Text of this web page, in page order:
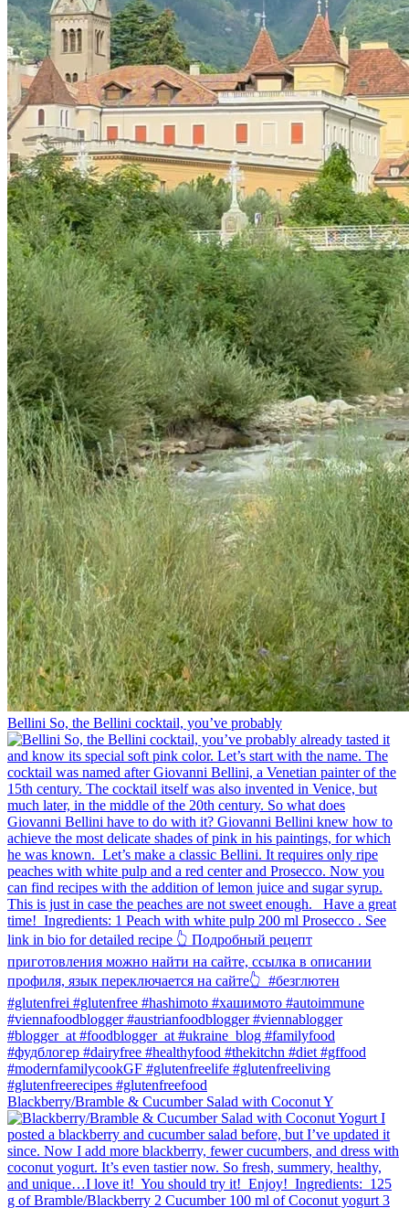
Bellini⁠ So, the Bellini cocktail, you’ve probably
Blackberry/Bramble & Cucumber Salad with Coconut Y